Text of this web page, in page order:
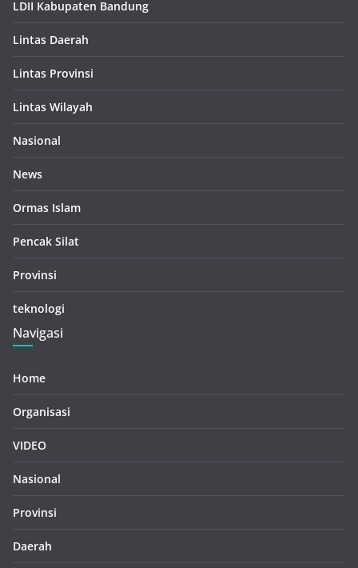
LDII Kabupaten Bandung
Lintas Daerah
Lintas Provinsi
Lintas Wilayah
Nasional
News
Ormas Islam
Pencak Silat
Provinsi
teknologi
Navigasi
Home
Organisasi
VIDEO
Nasional
Provinsi
Daerah